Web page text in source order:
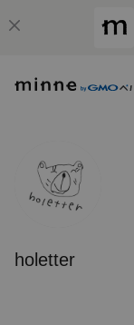
holetter